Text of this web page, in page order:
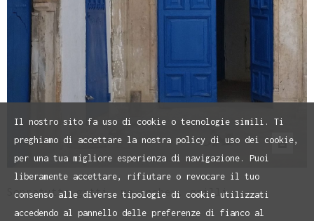
Sopratutto gatti, ma anche...grilli...
Il nostro sito fa uso di cookie o tecnologie simili. Ti
preghiamo di accettare la nostra policy di uso dei cookie,
per una tua migliore esperienza di navigazione. Puoi
liberamente accettare, rifiutare o revocare il tuo
consenso alle diverse tipologie di cookie utilizzati
accedendo al pannello delle preferenze di fianco al